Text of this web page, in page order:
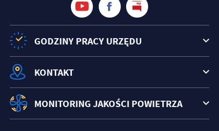
GODZINY PRACY URZĘDU
KONTAKT
MONITORING JAKOŚCI POWIETRZA